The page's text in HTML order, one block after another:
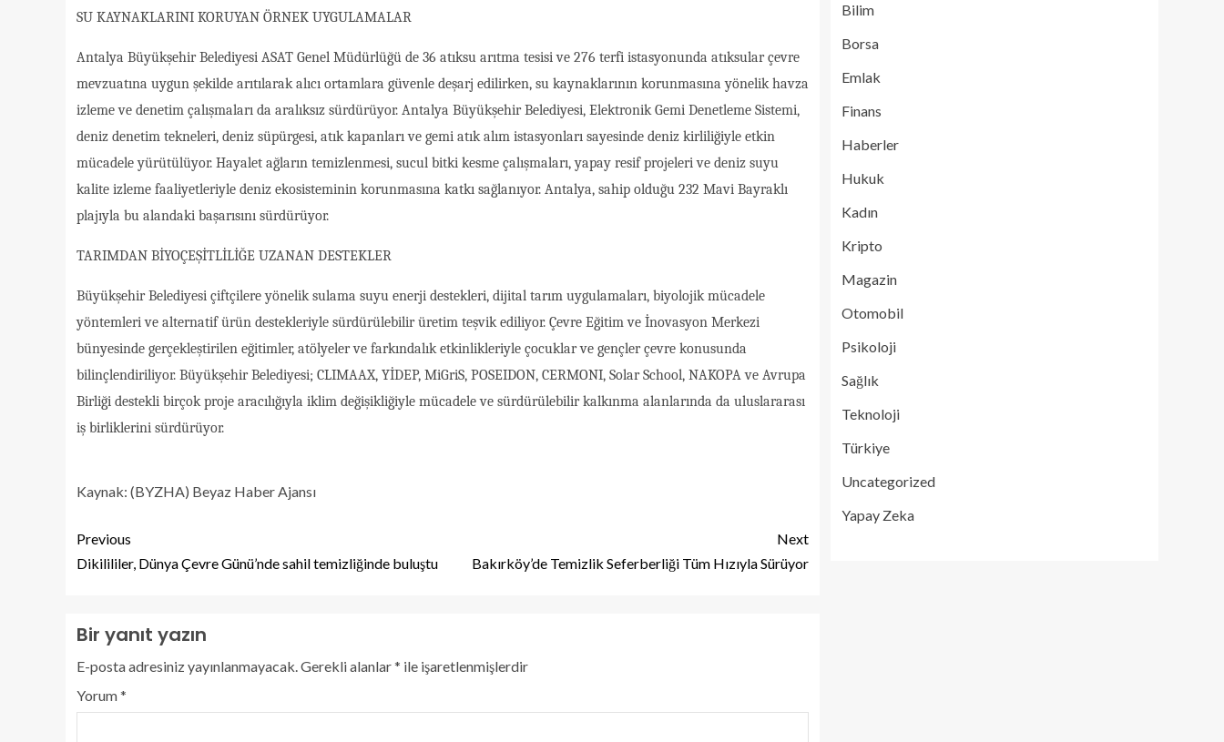
SU KAYNAKLARINI KORUYAN ÖRNEK UYGULAMALAR
Antalya Büyükşehir Belediyesi ASAT Genel Müdürlüğü de 36 atıksu arıtma tesisi ve 276 terfi istasyonunda atıksular çevre
mevzuatına uygun şekilde arıtılarak alıcı ortamlara güvenle deşarj edilirken, su kaynaklarının korunmasına yönelik havza
izleme ve denetim çalışmaları da aralıksız sürdürüyor. Antalya Büyükşehir Belediyesi, Elektronik Gemi Denetleme Sistemi,
deniz denetim tekneleri, deniz süpürgesi, atık kapanları ve gemi atık alım istasyonları sayesinde deniz kirliliğiyle etkin
mücadele yürütülüyor. Hayalet ağların temizlenmesi, sucul bitki kesme çalışmaları, yapay resif projeleri ve deniz suyu
kalite izleme faaliyetleriyle deniz ekosisteminin korunmasına katkı sağlanıyor. Antalya, sahip olduğu 232 Mavi Bayraklı
plajıyla bu alandaki başarısını sürdürüyor.
TARIMDAN BİYOÇEŞİTLİLİĞE UZANAN DESTEKLER
Büyükşehir Belediyesi çiftçilere yönelik sulama suyu enerji destekleri, dijital tarım uygulamaları, biyolojik mücadele
yöntemleri ve alternatif ürün destekleriyle sürdürülebilir üretim teşvik ediliyor. Çevre Eğitim ve İnovasyon Merkezi
bünyesinde gerçekleştirilen eğitimler, atölyeler ve farkındalık etkinlikleriyle çocuklar ve gençler çevre konusunda
bilinçlendiriliyor. Büyükşehir Belediyesi; CLIMAAX, YİDEP, MiGriS, POSEIDON, CERMONI, Solar School, NAKOPA ve Avrupa
Birliği destekli birçok proje aracılığıyla iklim değişikliğiyle mücadele ve sürdürülebilir kalkınma alanlarında da uluslararası
iş birliklerini sürdürüyor.
Kaynak: (BYZHA) Beyaz Haber Ajansı
Previous
Dikilililer, Dünya Çevre Günü’nde sahil temizliğinde buluştu
Next
Bakırköy’de Temizlik Seferberliği Tüm Hızıyla Sürüyor
Bir yanıt yazın
E-posta adresiniz yayınlanmayacak.Gerekli alanlar* ile işaretlenmişlerdir
Yorum*
Bilim
Borsa
Emlak
Finans
Haberler
Hukuk
Kadın
Kripto
Magazin
Otomobil
Psikoloji
Sağlık
Teknoloji
Türkiye
Uncategorized
Yapay Zeka